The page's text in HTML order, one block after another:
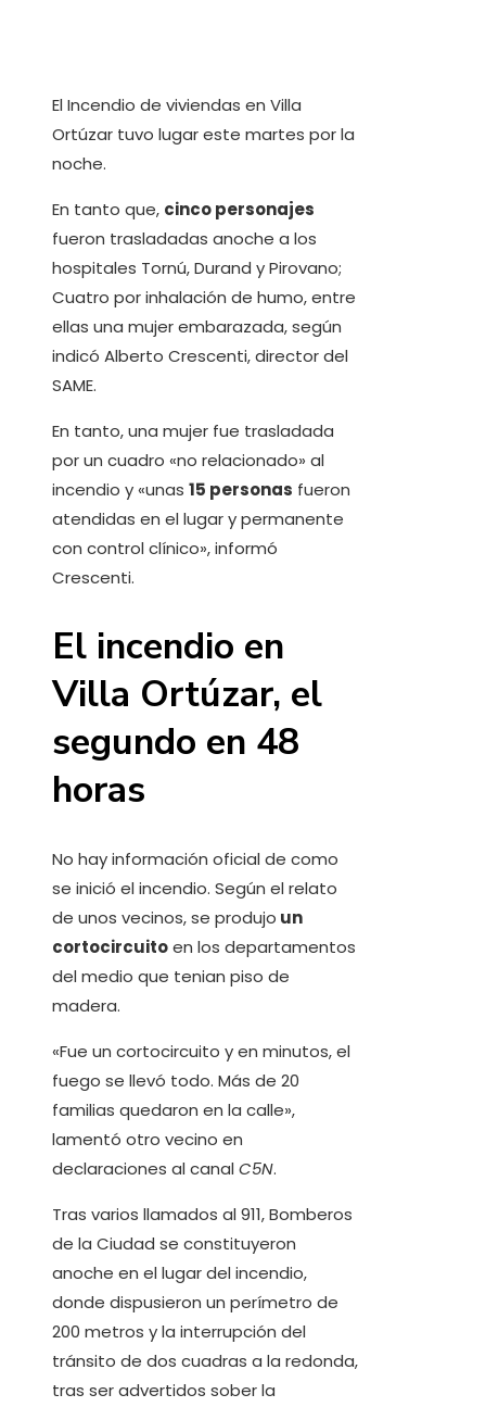
El Incendio de viviendas en Villa
Ortúzar tuvo lugar este martes por la
noche.
En tanto que, cinco personajes
fueron trasladadas anoche a los
hospitales Tornú, Durand y Pirovano;
Cuatro por inhalación de humo, entre
ellas una mujer embarazada, según
indicó Alberto Crescenti, director del
SAME.
En tanto, una mujer fue trasladada
por un cuadro «no relacionado» al
incendio y «unas 15 personas fueron
atendidas en el lugar y permanente
con control clínico», informó
Crescenti.
El incendio en
Villa Ortúzar, el
segundo en 48
horas
No hay información oficial de como
se inició el incendio. Según el relato
de unos vecinos, se produjo un
cortocircuitoen los departamentos
del medio que tenian piso de
madera.
«Fue un cortocircuito y en minutos, el
fuego se llevó todo. Más de 20
familias quedaron en la calle»,
lamentó otro vecino en
declaraciones al canal C5N.
Tras varios llamados al 911, Bomberos
de la Ciudad se constituyeron
anoche en el lugar del incendio,
donde dispusieron un perímetro de
200 metros y la interrupción del
tránsito de dos cuadras a la redonda,
tras ser advertidos sober la